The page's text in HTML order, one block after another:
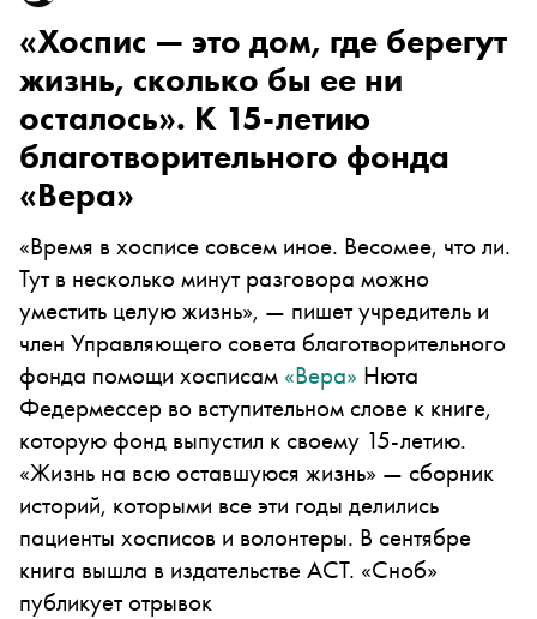
«Хоспис — это дом, где берегут
жизнь, сколько бы ее ни
осталось». К 15-летию
благотворительного фонда
«Вера»
«Время в хосписе совсем иное. Весомее, что ли.
Тут в несколько минут разговора можно
уместить целую жизнь», — пишет учредитель и
член Управляющего совета благотворительного
фонда помощи хосписам «Вера» Нюта
Федермессер во вступительном слове к книге,
которую фонд выпустил к своему 15-летию.
«Жизнь на всю оставшуюся жизнь» — сборник
историй, которыми все эти годы делились
пациенты хосписов и волонтеры. В сентябре
книга вышла в издательстве АСТ. «Сноб»
публикует отрывок